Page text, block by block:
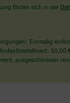
finden sich in der
Einmalig
50,00
ausgeschlossen